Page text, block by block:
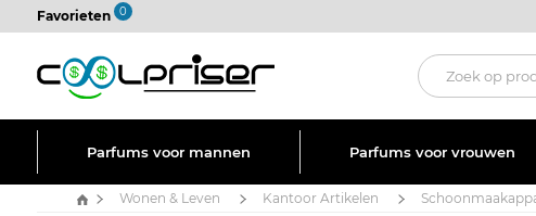
Favorieten 0
Parfums voor mannen Parfums voor vrouwen
Wonen & Leven Kantoor Artikelen